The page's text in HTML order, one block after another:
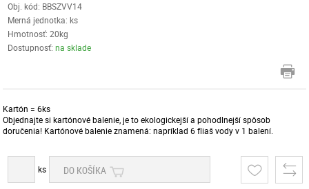
Obj. kód: BBSZVV14
Merná jednotka: ks
Hmotnosť: 20kg
Dostupnosť:na sklade
Kartón = 6ks
Objednajte si kartónové balenie, je to ekologickejší a pohodlnejší spôsob
doručenia! Kartónové balenie znamená: napríklad 6 fliaš vody v 1 balení.
ks DO KOŠÍKA